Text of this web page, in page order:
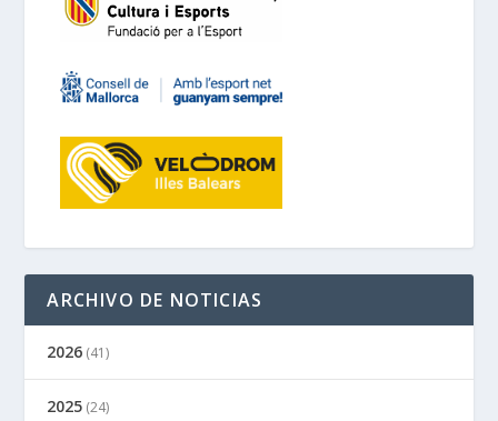
ARCHIVO DE NOTICIAS
2026 (41)
2025 (24)